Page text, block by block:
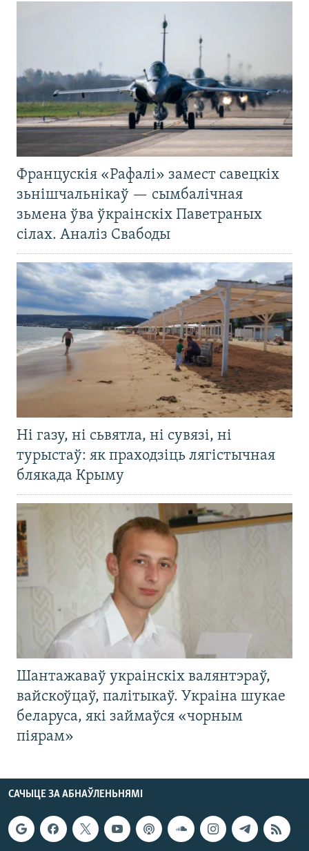
Францускія «Рафалі» замест савецкіх
зьнішчальнікаў — сымбалічная
зьмена ўва ўкраінскіх Паветраных
сілах. Аналіз Свабоды
Ні газу, ні сьвятла, ні сувязі, ні
турыстаў: як праходзіць лягістычная
блякада Крыму
Шантажаваў украінскіх валянтэраў,
вайскоўцаў, палітыкаў. Украіна шукае
беларуса, які займаўся «чорным
піярам»
САЧЫЦЕ ЗА АБНАЎЛЕНЬНЯМІ